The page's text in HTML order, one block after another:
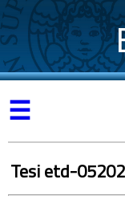
☰
Tesi etd-